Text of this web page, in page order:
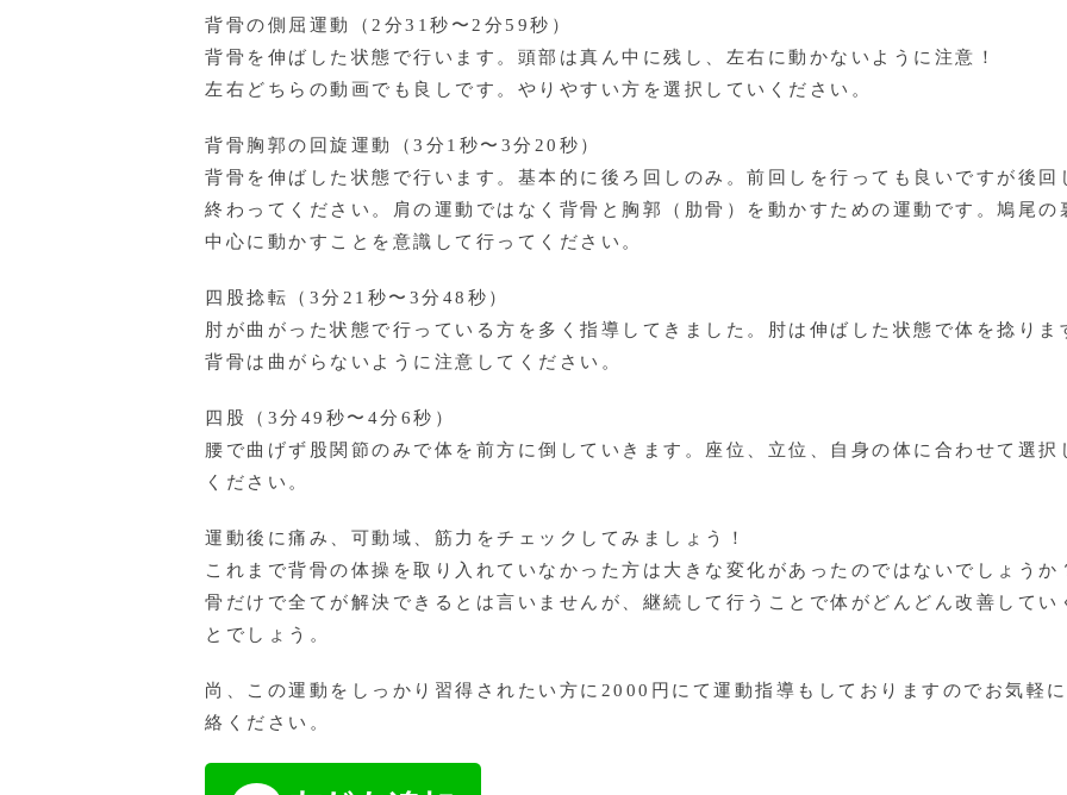
背骨の側屈運動（2分31秒〜2分59秒）
背骨を伸ばした状態で行います。頭部は真ん中に残し、左右に動かないように注意！
左右どちらの動画でも良しです。やりやすい方を選択していください。
背骨胸郭の回旋運動（3分1秒〜3分20秒）
背骨を伸ばした状態で行います。基本的に後ろ回しのみ。前回しを行っても良いですが後回
終わってください。肩の運動ではなく背骨と胸郭（肋骨）を動かすための運動です。鳩尾の
中心に動かすことを意識して行ってください。
四股捻転（3分21秒〜3分48秒）
肘が曲がった状態で行っている方を多く指導してきました。肘は伸ばした状態で体を捻りま
背骨は曲がらないように注意してください。
四股（3分49秒〜4分6秒）
腰で曲げず股関節のみで体を前方に倒していきます。座位、立位、自身の体に合わせて選択
ください。
運動後に痛み、可動域、筋力をチェックしてみましょう！
これまで背骨の体操を取り入れていなかった方は大きな変化があったのではないでしょうか
骨だけで全てが解決できるとは言いませんが、継続して行うことで体がどんどん改善してい
とでしょう。
尚、この運動をしっかり習得されたい方に2000円にて運動指導もしておりますのでお気軽
絡ください。